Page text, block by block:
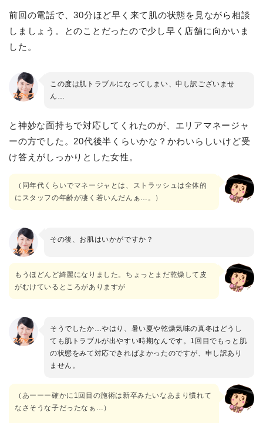
前回の電話で、30分ほど早く来て肌の状態を見ながら相談
しましょう。とのことだったので少し早く店舗に向かいま
した。
この度は肌トラブルになってしまい、申し訳ございませ
ん…
と神妙な面持ちで対応してくれたのが、エリアマネージャ
ーの方でした。20代後半くらいかな？かわいらしいけど受
け答えがしっかりとした女性。
（同年代くらいでマネージャとは、ストラッシュは全体的
にスタッフの年齢が凄く若いんだんぁ…。）
その後、お肌はいかがですか？
もうほどんど綺麗になりました。ちょっとまだ乾燥して皮
がむけているところがありますが
そうでしたか…やはり、暑い夏や乾燥気味の真冬はどうし
ても肌トラブルが出やすい時期なんです。1回目でもっと肌
の状態をみて対応できればよかったのですが、申し訳あり
ません。
（あーーー確かに1回目の施術は新卒みたいなあまり慣れて
なさそうな子だったなぁ…）